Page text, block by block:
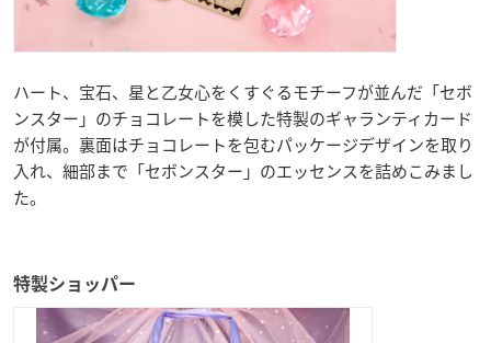
ハート、宝石、星と乙女心をくすぐるモチーフが並んだ「セボ
ンスター」のチョコレートを模した特製のギャランティカード
が付属。裏面はチョコレートを包むパッケージデザインを取り
入れ、細部まで「セボンスター」のエッセンスを詰めこみまし
た。
特製ショッパー